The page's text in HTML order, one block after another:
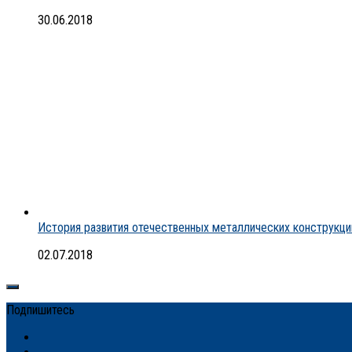
30.06.2018
История развития отечественных металлических
02.07.2018
Подпишитесь